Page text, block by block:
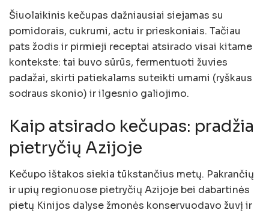
Šiuolaikinis kečupas dažniausiai siejamas su
pomidorais, cukrumi, actu ir prieskoniais. Tačiau
pats žodis ir pirmieji receptai atsirado visai kitame
kontekste: tai buvo sūrūs, fermentuoti žuvies
padažai, skirti patiekalams suteikti umami (ryškaus
sodraus skonio) ir ilgesnio galiojimo.
Kaip atsirado kečupas: pradžia
pietryčių Azijoje
Kečupo ištakos siekia tūkstančius metų. Pakrančių
ir upių regionuose pietryčių Azijoje bei dabartinės
pietų Kinijos dalyse žmonės konservuodavo žuvį ir